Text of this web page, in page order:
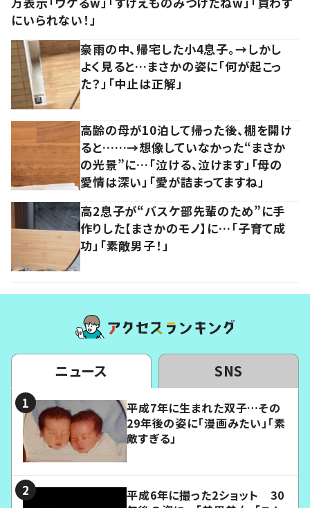
にいられない！」
豪雨の中、帰宅した小4息子。→しかし
よく見ると…まさかの姿に「何が起こっ
た？」「中止は正解」
高齢の母が10泊して帰った後、棚を開け
ると……→想像していなかった“まさか
の光景”に…「泣ける、泣けます」「母の
愛情は深い」「愛が詰まってますね」
高2息子が“バスケ部先輩のため”に手
作りした【まさかのモノ】に…「子育て成
功」「素敵男子！」
ニュース SNS
平成7年に生まれた双子…その
29年後の姿に「漫画みたい」「素
敵すぎる」
平成6年に撮った2ショット 30